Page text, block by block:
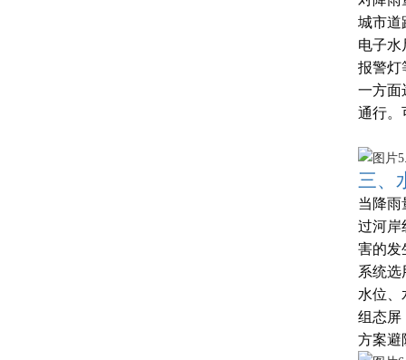
城市道
电子水
报警灯
一方面
通行。
三、
当降雨
过河岸
害的发
系统选
水位、
组态屏
方案避